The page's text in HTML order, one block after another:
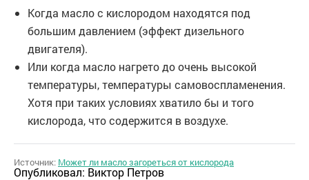
Когда масло с кислородом находятся под
большим давлением (эффект дизельного
двигателя).
Или когда масло нагрето до очень высокой
температуры, температуры самовоспламенения.
Хотя при таких условиях хватило бы и того
кислорода, что содержится в воздухе.
Источник: Может ли масло загореться от кислорода
Опубликовал: Виктор Петров